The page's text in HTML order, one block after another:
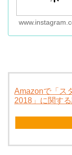
Amazonで「ス
2018」に関す